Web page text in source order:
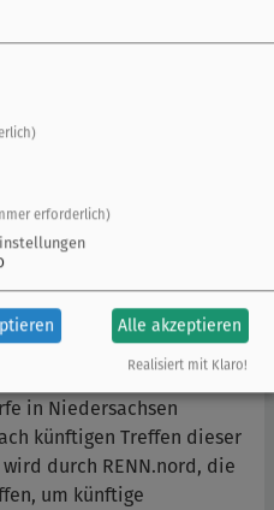
Klein, Servicestelle
in Kooperation mit der
– gute Zusammenarbeit
(Simone Zorn von
mit dem
innerhalb
Wittmund und
in Niedersachsen
künftigen Treffen dieser
durch RENN.nord, die
um künftige
erforderlich)
Alle akzeptieren
Realisiert mit Klaro!